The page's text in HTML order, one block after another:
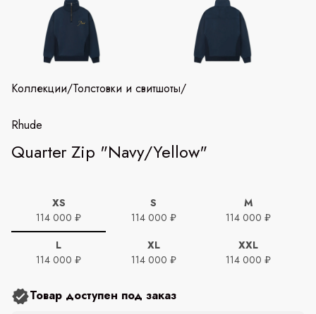
Коллекции/Толстовки и свитшоты/
Rhude
Quarter Zip "Navy/Yellow"
XS
114 000 ₽
S
114 000 ₽
M
114 000 ₽
L
114 000 ₽
XL
114 000 ₽
XXL
114 000 ₽
Товар доступен под заказ